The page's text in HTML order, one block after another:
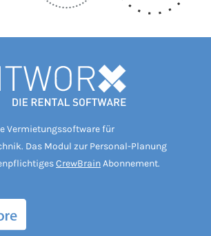
Vermietungssoftware für
Das Modul zur Personal-Planung
CrewBrain Abonnement.